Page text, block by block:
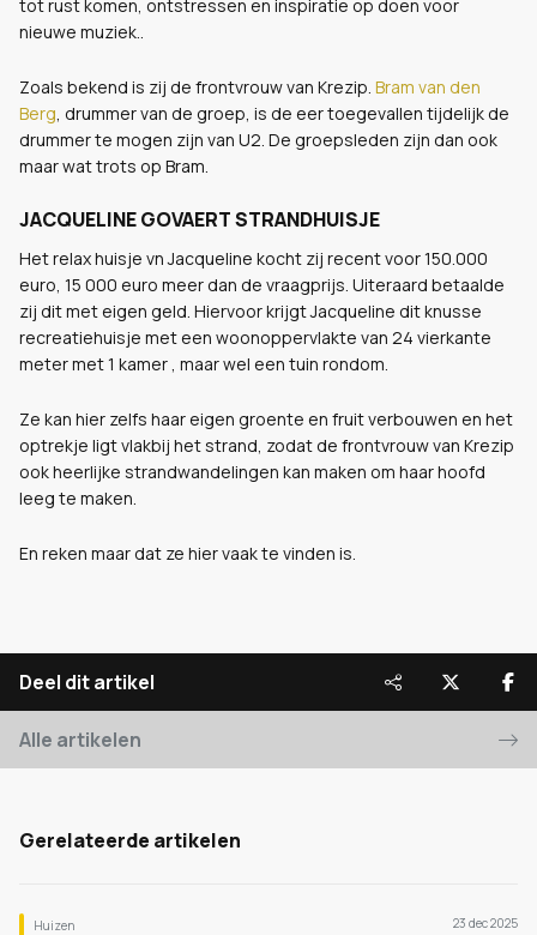
tot rust komen, ontstressen en inspiratie op doen voor
nieuwe muziek..
Zoals bekend is zij de frontvrouw van Krezip. Bram van den
Berg, drummer van de groep, is de eer toegevallen tijdelijk de
drummer te mogen zijn van U2. De groepsleden zijn dan ook
maar wat trots op Bram.
JACQUELINE GOVAERT STRANDHUISJE
Het relax huisje vn Jacqueline kocht zij recent voor 150.000
euro, 15 000 euro meer dan de vraagprijs. Uiteraard betaalde
zij dit met eigen geld. Hiervoor krijgt Jacqueline dit knusse
recreatiehuisje met een woonoppervlakte van 24 vierkante
meter met 1 kamer , maar wel een tuin rondom.
Ze kan hier zelfs haar eigen groente en fruit verbouwen en het
optrekje ligt vlakbij het strand, zodat de frontvrouw van Krezip
ook heerlijke strandwandelingen kan maken om haar hoofd
leeg te maken.
En reken maar dat ze hier vaak te vinden is.
Deel dit artikel
Alle artikelen
Gerelateerde artikelen
Huizen 23 dec 2025